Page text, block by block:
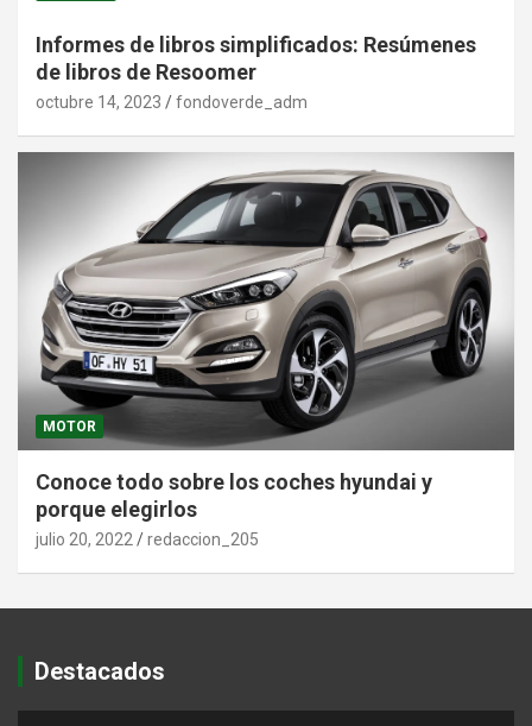
Informes de libros simplificados: Resúmenes
de libros de Resoomer
octubre 14, 2023 fondoverde_adm
MOTOR
Conoce todo sobre los coches hyundai y
porque elegirlos
julio 20, 2022 redaccion_205
Destacados